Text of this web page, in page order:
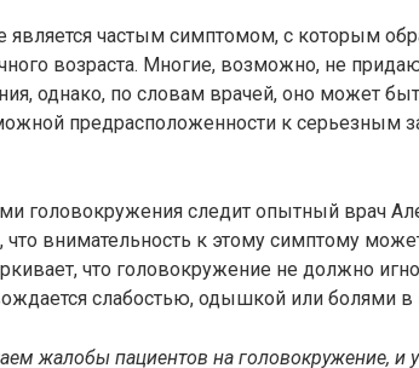
является частым симптомом, с которым
возраста. Многие, возможно, не
однако, по словам врачей, оно может
предрасположенности к серьезным
головокружения следит опытный врач
что внимательность к этому симптому
что головокружение не должно
слабостью, одышкой или болями в
жалобы пациентов на головокружение, и